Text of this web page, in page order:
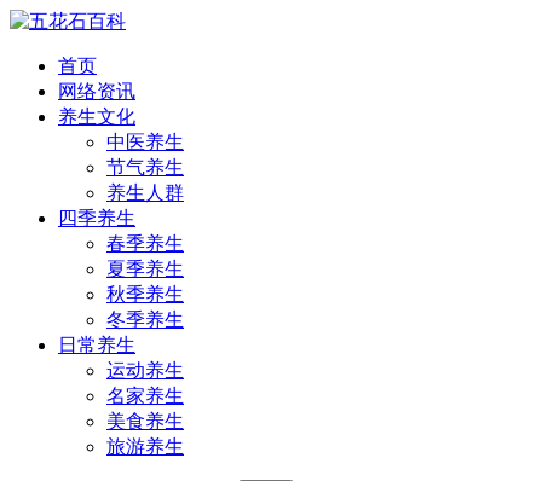
首页
网络资讯
养生文化
中医养生
节气养生
养生人群
四季养生
春季养生
夏季养生
秋季养生
冬季养生
日常养生
运动养生
名家养生
美食养生
旅游养生